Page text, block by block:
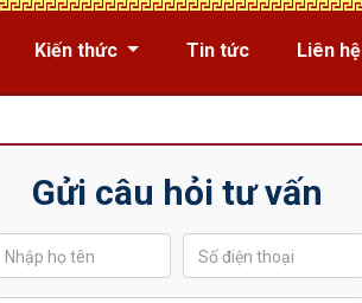
Kiến thức Tin tức Liên hệ
Gửi câu hỏi tư vấn